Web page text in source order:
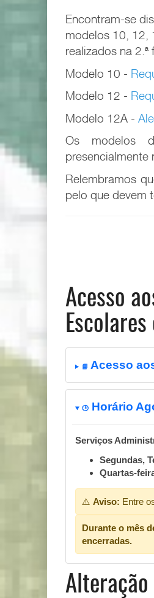
Encontram-se
modelos 10, 12,
realizados na 2.ª
Modelo 10 -
Modelo 12 -
Modelo 12A -
Os modelos
presencialmente
Relembramos
pelo que devem
Acesso
📘 Acesso
🕒 Horário
Serviços
Segundas,
Quartas-
⚠️ Aviso: Entre
Durante o mês
encerradas.